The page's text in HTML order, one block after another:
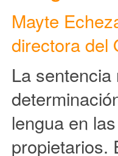
Mayte
directora del
La
lengua en
propietarios.